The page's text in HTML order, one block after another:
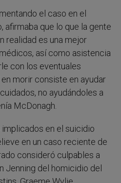
el caso en el
afirmaba que lo que la gente
realidad es una mejor
así como asistencia
con los eventuales
morir consiste en ayudar
no ayudándoles a
McDonagh.
en el suicidio
en un caso reciente de
consideró culpables a
Jenning del homicidio del